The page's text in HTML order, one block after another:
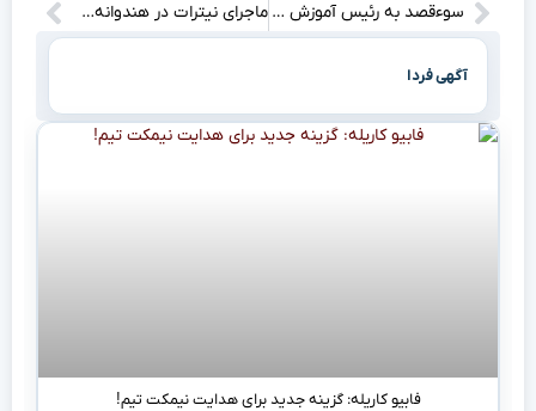
سوءقصد به رئیس آموزش و پرورش یک شهرستان: چه اتفاقی افتاده است؟ ماجرای نیترات در هندوانه‌های صادراتی ایران: آیا واقعاً کیفیت محصولات ما زیر سوال است؟ / رئیس اتاق مشترک تهران و مسکو: تستی که در این فیلم استفاده شده، دقیق نیست و اعتبار قانونی ندارد! / روسیه بازرسی‌های سختی دارد و هیچ محصولی بدون تایید وارد بازارش نمی‌شود / مقام وزارت کشاورزی: برای بررسی نیترات، باید از بخش خوراکی هندوانه نمونه‌برداری کنیم، نه از پوست آن.
آگهی فردا
فابیو کاریله: گزینه جدید برای هدایت نیمکت تیم!